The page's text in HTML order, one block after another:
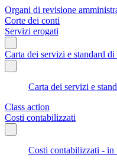
Organi di revisione
Corte dei conti
Servizi erogati
Carta dei servizi e standard di
Carta dei servizi e
Class action
Costi contabilizzati
Costi contabilizzati - in